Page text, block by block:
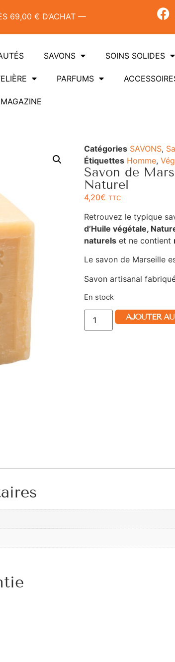
69,00 € D’ACHAT —
SAVONS SOINS SOLIDES
PARFUMS
MAGAZINE
Catégories SAVONS,
Étiquettes Homme,
Savon de
Naturel
4,20€ TTC
Retrouvez le typique
d’Huile végétale,
naturels et ne contient
Le savon de Marseille
Savon artisanal
En stock
AJOUTER